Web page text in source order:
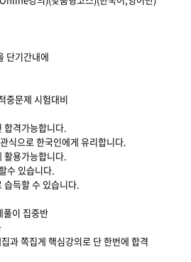
단기간내에
중문제 시험대비
합격가능합니다.
식으로 한국인에게 유리합니다.
활용가능합니다.
수 있습니다.
습득할 수 있습니다.
풀이 집중반
과 쪽집게 핵심강의로 단 한번에 합격